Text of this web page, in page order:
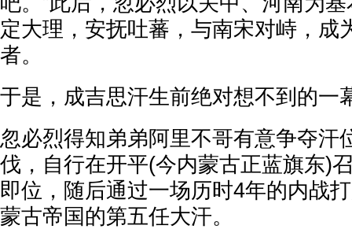
定大理，安抚吐蕃，与南宋对峙，成
者。
于是，成吉思汗生前绝对想不到的一
忽必烈得知弟弟阿里不哥有意争夺汗
伐，自行在开平(今内蒙古正蓝旗东)
即位，随后通过一场历时4年的内战
蒙古帝国的第五任大汗。